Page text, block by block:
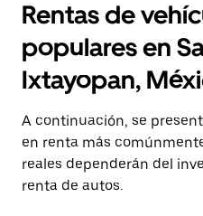
Rentas de
populares en
Ixtayopan,
A continuación, se
en renta más
reales dependerán del
renta de autos.